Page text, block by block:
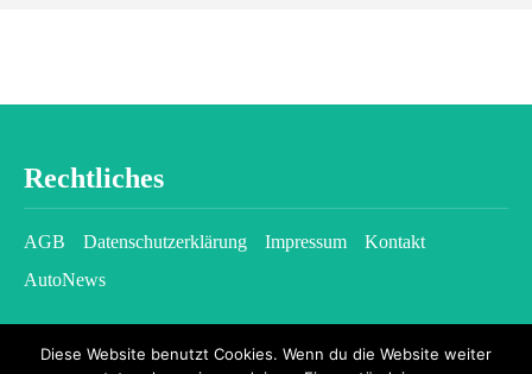
Rechtliches
AGB Datenschutzerklärung Impressum
Kontakt
AutoNews
Diese Website benutzt Cookies. Wenn du die Website weiter